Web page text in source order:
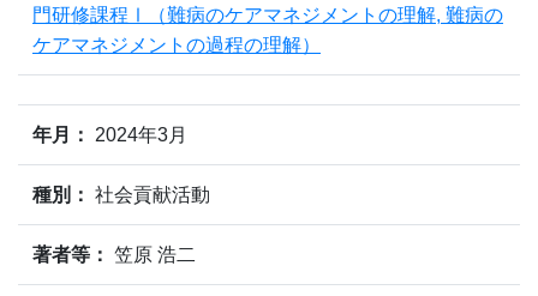
門研修課程Ⅰ（難病のケアマネジメントの理解, 難病の
ケアマネジメントの過程の理解）
年月： 2024年3月
種別： 社会貢献活動
著者等： 笠原 浩二